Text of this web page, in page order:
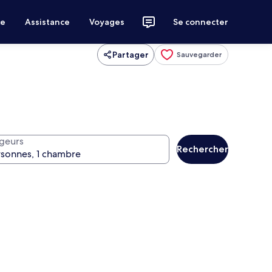
Assistance Voyages Se connecter
Partager Sauvegarder
Rechercher